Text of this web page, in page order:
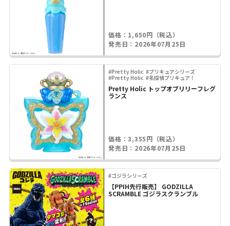
価格：1,650円（税込）
発売日：2026年07月25日
#Pretty Holic #プリキュアシリーズ
#Pretty Holic #名探偵プリキュア！
Pretty Holic トップオブリリーフレグ
ランス
価格：3,355円（税込）
発売日：2026年07月25日
#ゴジラシリーズ
【PPIH先行販売】 GODZILLA
SCRAMBLE ゴジラスクランブル